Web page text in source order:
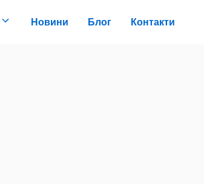
Новини Блог Контакти